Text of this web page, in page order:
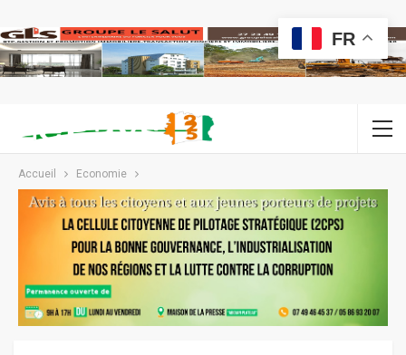
Accueil Economie
FR